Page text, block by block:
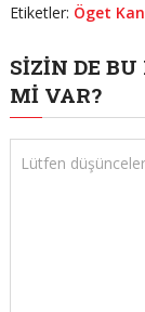
Etiketler: Öget
SIZIN DE
MI VAR?